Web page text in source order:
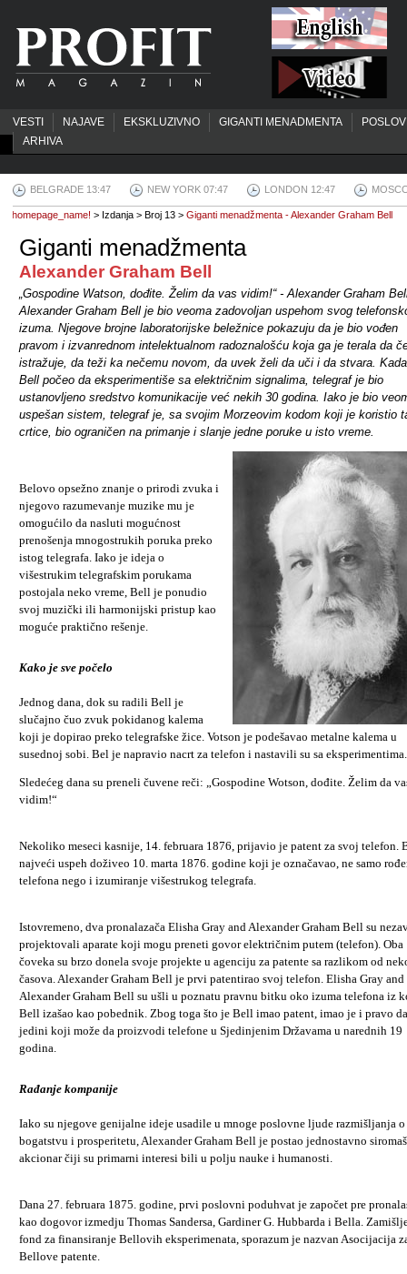
VESTI NAJAVE EKSKLUZIVNO GIGANTI MENADMENTA
ARHIVA
BELGRADE 13:47 NEW YORK 07:47 LONDON 12:47
homepage_name! > Izdanja > Broj 13 > Giganti menadžmenta - Alexander Graham Bell
Giganti menadžmenta
Alexander Graham Bell
„Gospodine Watson, dođite. Želim da vas vidim!“ - Alexander Graham
Alexander Graham Bell je bio veoma zadovoljan uspehom svog
izuma. Njegove brojne laboratorijske beležnice pokazuju da je bio vođen
pravom i izvanrednom intelektualnom radoznalošću koja ga je terala da
istražuje, da teži ka nečemu novom, da uvek želi da uči i da stvara.
Bell počeo da eksperimentiše sa električnim signalima, telegraf je bio
ustanovljeno sredstvo komunikacije već nekih 30 godina. Iako je bio
uspešan sistem, telegraf je, sa svojim Morzeovim kodom koji je koristio
crtice, bio ograničen na primanje i slanje jedne poruke u isto vreme.
Belovo opsežno znanje o prirodi zvuka i
njegovo razumevanje muzike mu je
omogućilo da nasluti mogućnost
prenošenja mnogostrukih poruka preko
istog telegrafa. Iako je ideja o
višestrukim telegrafskim porukama
postojala neko vreme, Bell je ponudio
svoj muzički ili harmonijski pristup kao
moguće praktično rešenje.
Kako je sve počelo
Jednog dana, dok su radili Bell je
slučajno čuo zvuk pokidanog kalema
koji je dopirao preko telegrafske žice. Votson je podešavao metalne kalema u
susednoj sobi. Bel je napravio nacrt za telefon i nastavili su sa eksperimentima.
Sledećeg dana su preneli čuvene reči: „Gospodine Wotson, dođite. Želim da
vidim!“
Nekoliko meseci kasnije, 14. februara 1876, prijavio je patent za svoj telefon.
najveći uspeh doživeo 10. marta 1876. godine koji je označavao, ne samo
telefona nego i izumiranje višestrukog telegrafa.
Istovremeno, dva pronalazača Elisha Gray and Alexander Graham Bell su
projektovali aparate koji mogu preneti govor električnim putem (telefon). Oba
čoveka su brzo donela svoje projekte u agenciju za patente sa razlikom od
časova. Alexander Graham Bell je prvi patentirao svoj telefon. Elisha Gray and
Alexander Graham Bell su ušli u poznatu pravnu bitku oko izuma telefona iz
Bell izašao kao pobednik. Zbog toga što je Bell imao patent, imao je i pravo
jedini koji može da proizvodi telefone u Sjedinjenim Državama u narednih 19
godina.
Rađanje kompanije
Iako su njegove genijalne ideje usadile u mnoge poslovne ljude razmišljanja o
bogatstvu i prosperitetu, Alexander Graham Bell je postao jednostavno
akcionar čiji su primarni interesi bili u polju nauke i humanosti.
Dana 27. februara 1875. godine, prvi poslovni poduhvat je započet pre
kao dogovor izmedju Thomas Sandersa, Gardiner G. Hubbarda i Bella.
fond za finansiranje Bellovih eksperimenata, sporazum je nazvan Asocijacija
Bellove patente.